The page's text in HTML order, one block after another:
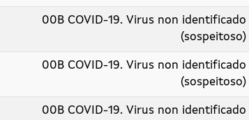
00B COVID-19. Virus non identificado
(sospeitoso)
00B COVID-19. Virus non identificado
(sospeitoso)
00B COVID-19. Virus non identificado